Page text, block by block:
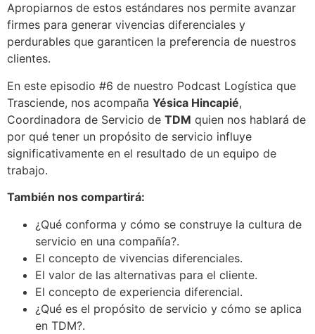
Apropiarnos de estos estándares nos permite avanzar
firmes para generar vivencias diferenciales y
perdurables que garanticen la preferencia de nuestros
clientes.
En este episodio #6 de nuestro Podcast Logística que
Trasciende, nos acompaña Yésica Hincapié,
Coordinadora de Servicio de TDM quien nos hablará de
por qué tener un propósito de servicio influye
significativamente en el resultado de un equipo de
trabajo.
También nos compartirá:
¿Qué conforma y cómo se construye la cultura de
servicio en una compañía?.
El concepto de vivencias diferenciales.
El valor de las alternativas para el cliente.
El concepto de experiencia diferencial.
¿Qué es el propósito de servicio y cómo se aplica
en TDM?.